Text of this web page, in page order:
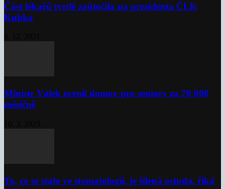
Část lékařů tvrdě zaútočila na prezidenta ČLK
Kubka
Ministr Válek ocenil domov pro seniory za 70 000
měsíčně
To, co se stalo ve stomatologii, je šílená ostuda, říká